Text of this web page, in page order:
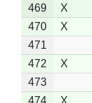
469
X
470
X
471
472
X
473
474
X